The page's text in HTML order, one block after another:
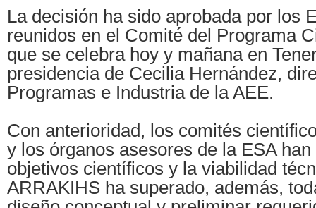
La decisión ha sido aprobada por los
reunidos en el Comité del Programa
que se celebra hoy y mañana en
presidencia de Cecilia Hernández,
Programas e Industria de la AEE.
Con anterioridad, los comités
y los órganos asesores de la ESA
objetivos científicos y la viabilidad
ARRAKIHS ha superado, además,